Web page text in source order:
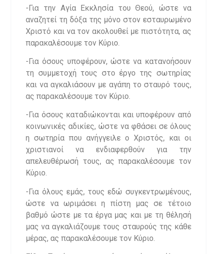
-Για την Αγία Εκκλησία του Θεού, ώστε να
αναζητεί τη δόξα της μόνο στον εσταυρωμένο
Χριστό και να τον ακολουθεί με πιστότητα, ας
παρακαλέσουμε τον Κύριο.
-Για όσους υποφέρουν, ώστε να κατανοήσουν
τη συμμετοχή τους στο έργο της σωτηρίας
και να αγκαλιάσουν με αγάπη το σταυρό τους,
ας παρακαλέσουμε τον Κύριο.
-Για όσους καταδιώκονται και υποφέρουν από
κοινωνικές αδικίες, ώστε να φθάσει σε όλους
η σωτηρία που ανήγγειλε ο Χριστός, και οι
χριστιανοί να ενδιαφερθούν για την
απελευθέρωσή τους, ας παρακαλέσουμε τον
Κύριο.
-Για όλους εμάς, τους εδώ συγκεντρωμένους,
ώστε να ωριμάσει η πίστη μας σε τέτοιο
βαθμό ώστε με τα έργα μας και με τη θέλησή
μας να αγκαλιάζουμε τους σταυρούς της κάθε
μέρας, ας παρακαλέσουμε τον Κύριο.